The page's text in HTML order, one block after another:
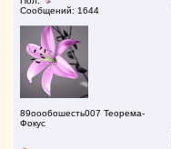
Сообщений: 1644
89ооо6ошесть007 Теорема-
Фокус